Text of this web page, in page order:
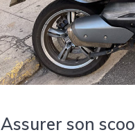
Assurer son